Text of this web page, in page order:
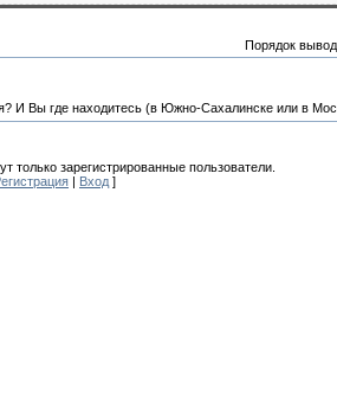
Порядок
И Вы где находитесь (в Южно-Сахалинске или в
только зарегистрированные пользователи.
| Вход ]